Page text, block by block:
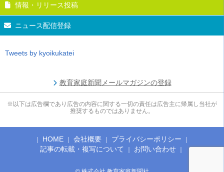
情報・リリース投稿
ニュース配信登録
Tweets by kyoikukatei
教育家庭新聞メールマガジンの登録
※以下は広告欄であり広告の内容に関する一切の責任は広告主に帰属し当社が
推奨するものではありません。
HOME 会社概要
プライバシーポリシー
記事の転載・複写について
お問い合わせ